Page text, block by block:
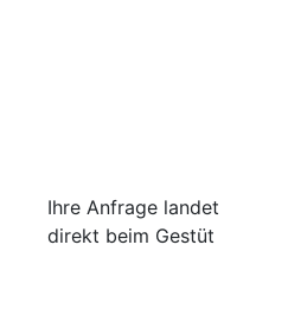
Ihre Anfrage landet
direkt beim Gestüt